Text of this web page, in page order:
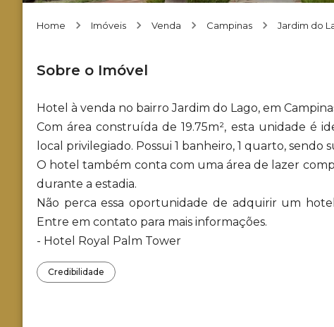
Home Imóveis Venda Campinas Jardim do
Sobre o Imóvel
Hotel à venda no bairro Jardim do Lago, em
Com área construída de 19.75m², esta unidade é
local privilegiado. Possui 1 banheiro, 1 quarto, sendo
O hotel também conta com uma área de lazer
durante a estadia.
Não perca essa oportunidade de adquirir um
Entre em contato para mais informações.
- Hotel Royal Palm Tower
Credibilidade